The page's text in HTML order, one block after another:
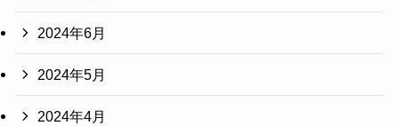
2024年6月
2024年5月
2024年4月